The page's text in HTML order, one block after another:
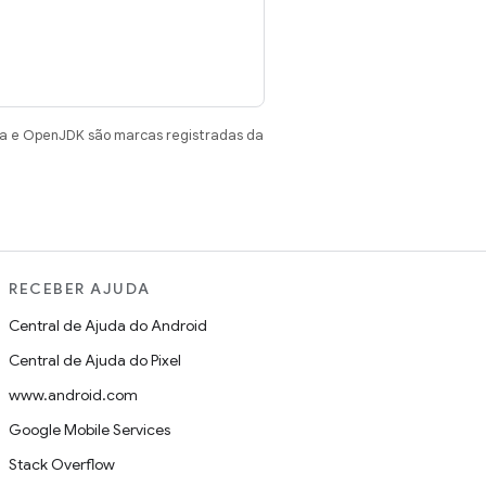
e OpenJDK são marcas registradas da
RECEBER AJUDA
Central de Ajuda do Android
Central de Ajuda do Pixel
www.android.com
Google Mobile Services
Stack Overflow